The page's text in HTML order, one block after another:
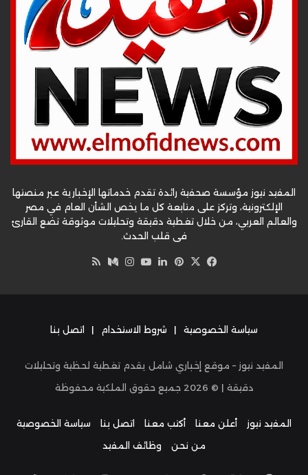
المفيد نيوز مؤسسة صحفية رائدة تقدم خدماتها الإخبارية عبر منصتها
الإلكترونية، وتركز على متابعة كل ما يخص الشأن العام في مصر
والعالم العربي، من خلال تغطية دقيقة وتحليلات موثوقة تضع القارئ
في قلب الحدث.
فيسبوك
‫X بينتيريست
لينكدإن‫YouTube
انستقرام
وسط
سياسة الخصوصية | شروط الاستخدام | اتصل بنا
المفيد نيوز – موقع إخباري شامل يقدم تغطية لحظية وتحليلات
دقيقة | © 2026 جميع حقوق الملكية محفوظة
المفيد نيوز أعلن معنا أكتب معنا اتصل بنا
سياسة الخصوصية
من نحن
وظائف المفيد